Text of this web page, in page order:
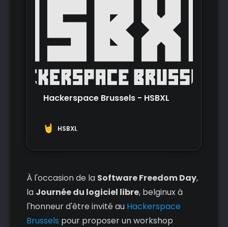
Hackerspace Brussels - HSBXL
HSBXL
À l'occasion de la Software Freedom Day,
la Journée du logiciel libre, belginux à
l'honneur d'être invité au Hackerspace
Brussels pour proposer un workshop